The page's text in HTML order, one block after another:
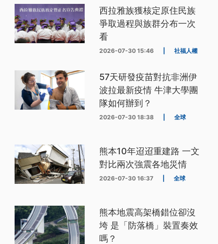
西拉雅族獲核定原住民族
爭取過程與族群分布一次
看
2026-07-30 15:46 社福人權
57天研發疫苗對抗非洲伊
波拉最新疫情 牛津大學團
隊如何辦到？
2026-07-30 18:38 全球
熊本10年迢迢重建路 一文
對比兩次強震各地災情
2026-07-30 16:37 全球
熊本地震高架橋錯位卻沒
垮 是「防落橋」裝置奏效
嗎？